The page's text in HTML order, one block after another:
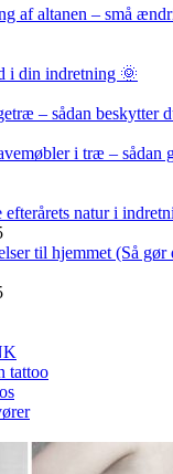
af altanen – små
i din indretning 🌞
– sådan beskytter
i træ – sådan
efterårets natur i
til hjemmet (Så
tattoo